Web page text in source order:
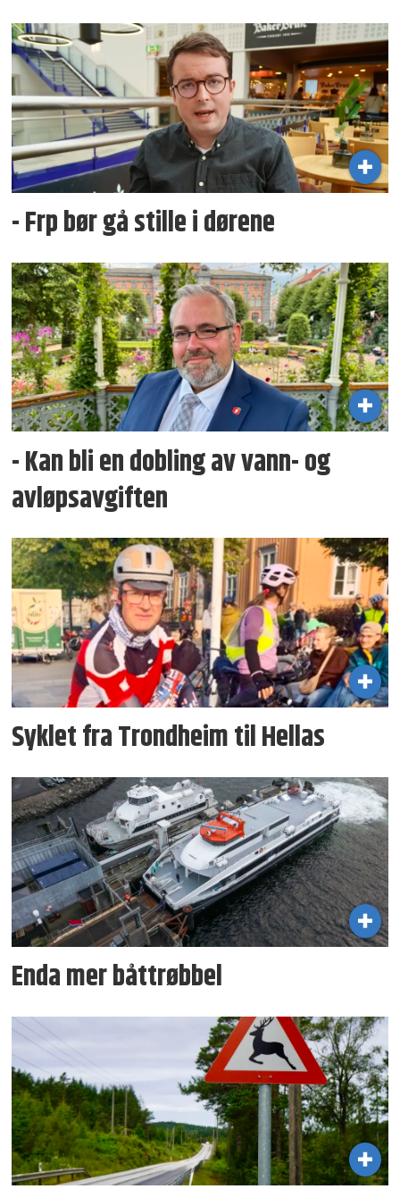
- Frp bør gå stille i dørene
- Kan bli en dobling av vann- og
avløpsavgiften
Syklet fra Trondheim til Hellas
Enda mer båttrøbbel